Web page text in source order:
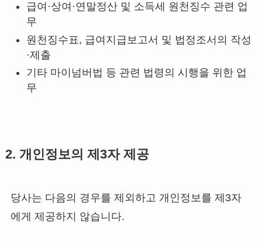
급여·상여·연말정산 및 소득세 원천징수 관련 업
무
원천징수표, 급여지급보고서 및 법정조서의 작성
·제출
기타 마이넘버법 등 관련 법령의 시행을 위한 업
무
2. 개인정보의 제3자 제공
당사는 다음의 경우를 제외하고 개인정보를 제3자
에게 제공하지 않습니다.